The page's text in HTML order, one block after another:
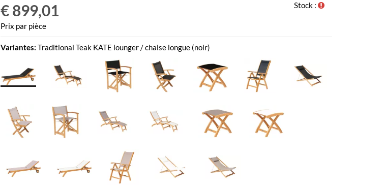
€ 899,01
Prix par pièce
Stock :
Variantes: Traditional Teak KATE lounger / chaise longue (noir)